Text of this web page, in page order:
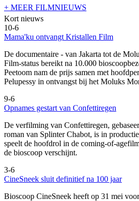
+ MEER FILMNIEUWS
Kort nieuws
10-6
Mama'ku ontvangt Kristallen Film
De documentaire - van Jakarta tot de
Film-status bereikt na 10.000
Peetoom nam de prijs samen met
Pelupessy in ontvangst bij het Moluks
9-6
Opnames gestart van Confettiregen
De verfilming van Confettiregen,
roman van Splinter Chabot, is in
speelt de hoofdrol in de coming-of-
de bioscoop verschijnt.
3-6
CineSneek sluit definitief na 100 jaar
Bioscoop CineSneek heeft op 31 mei